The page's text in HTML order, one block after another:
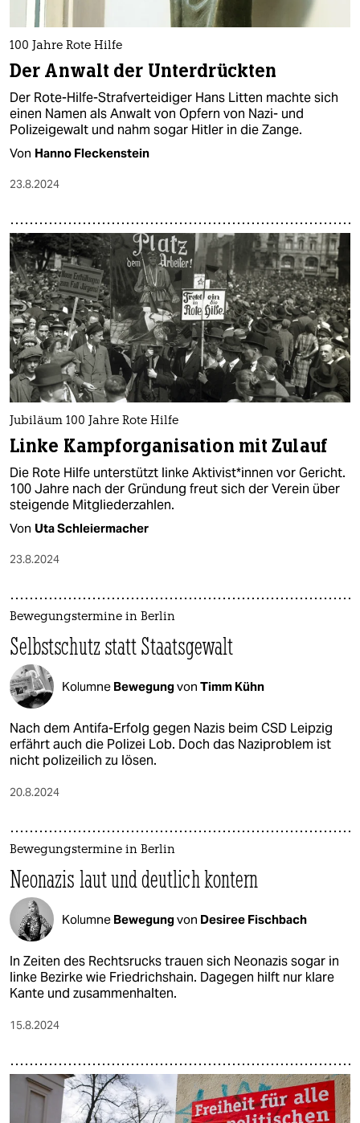
100 Jahre Rote Hilfe
Der Anwalt der Unterdrückten
Der Rote-Hilfe-Strafverteidiger Hans Litten machte sich
einen Namen als Anwalt von Opfern von Nazi- und
Polizeigewalt und nahm sogar Hitler in die Zange.
Von Hanno Fleckenstein
23.8.2024
Jubiläum 100 Jahre Rote Hilfe
Linke Kampforganisation mit Zulauf
Die Rote Hilfe unterstützt linke Ak­ti­vis­t*in­nen vor Gericht.
100 Jahre nach der Gründung freut sich der Verein über
steigende Mitgliederzahlen.
Von Uta Schleiermacher
23.8.2024
Bewegungstermine in Berlin
Selbstschutz statt Staatsgewalt
Kolumne Bewegungvon Timm Kühn
Nach dem Antifa-Erfolg gegen Nazis beim CSD Leipzig
erfährt auch die Polizei Lob. Doch das Naziproblem ist
nicht polizeilich zu lösen.
20.8.2024
Bewegungstermine in Berlin
Neonazis laut und deutlich kontern
Kolumne Bewegungvon Desiree Fischbach
In Zeiten des Rechtsrucks trauen sich Neonazis sogar in
linke Bezirke wie Friedrichshain. Dagegen hilft nur klare
Kante und zusammenhalten.
15.8.2024